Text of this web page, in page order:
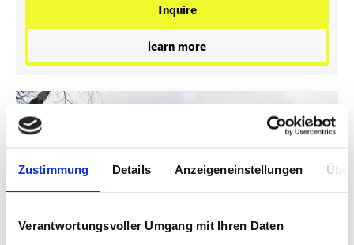
Zustimmung Details Anzeigeneinstellungen
Verantwortungsvoller Umgang mit Ihren Daten
Inquire
learn more